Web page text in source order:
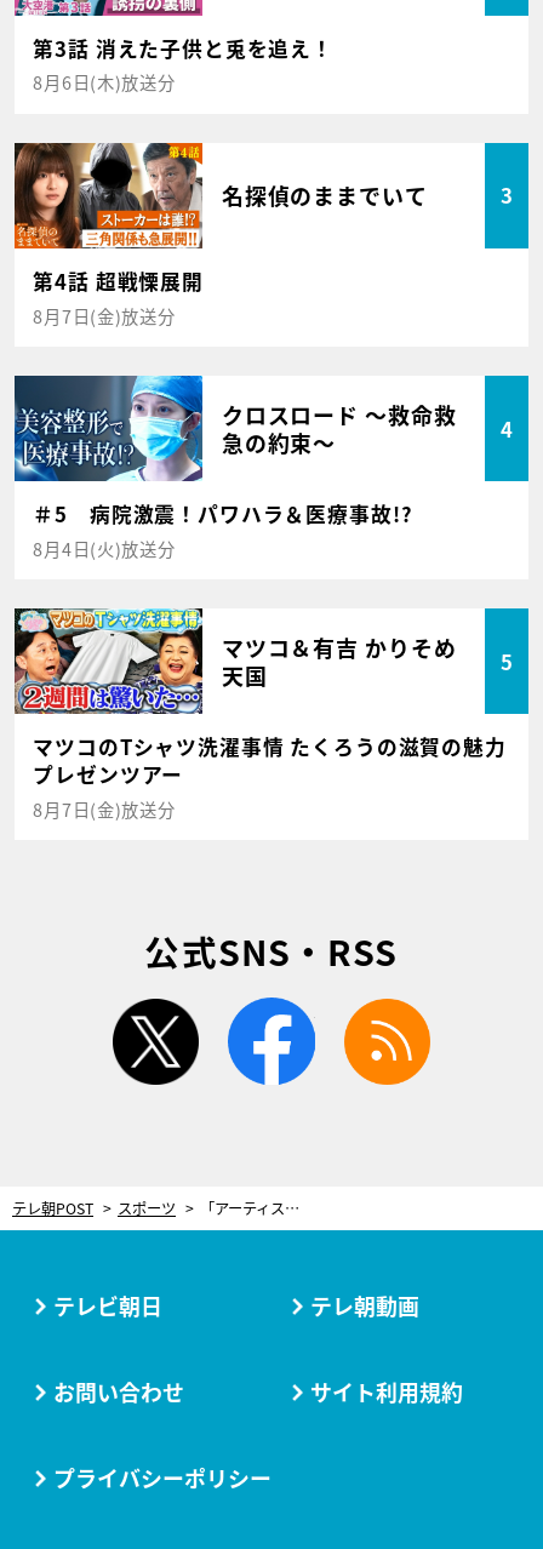
第3話 消えた子供と兎を追え！
8月6日(木)放送分
名探偵のままでいて 3
第4話 超戦慄展開
8月7日(金)放送分
クロスロード ～救命救
急の約束～
4
＃5 病院激震！パワハラ＆医療事故!?
8月4日(火)放送分
マツコ＆有吉 かりそめ
天国
5
マツコのTシャツ洗濯事情 たくろうの滋賀の魅力
プレゼンツアー
8月7日(金)放送分
公式SNS・RSS
twitter facebook
テレ朝POST スポーツ 「アーティストが作るアートではない」イタリア発の花アートは“みんなが主役”
テレビ朝日 テレ朝動画
お問い合わせ サイト利用規約
プライバシーポリシー